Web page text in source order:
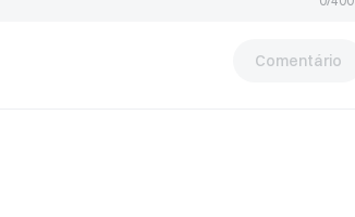
Comentário